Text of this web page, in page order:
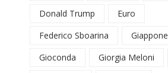
Donald Trump
Euro
Federico Sboarina
Giappone
Gioconda
Giorgia Meloni